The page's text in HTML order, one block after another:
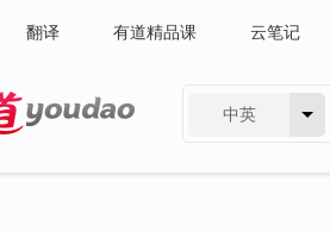
翻译 有道精品课 云笔记
中英